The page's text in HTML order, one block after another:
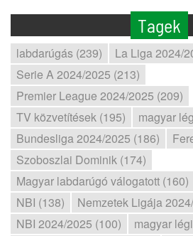
Tagek
labdarúgás (239)
La Liga 2024/
Serie A 2024/2025 (213)
Premier League 2024/2025 (209)
TV közvetítések (195)
magyar
Bundesliga 2024/2025 (186)
Szoboszlai Dominik (174)
Magyar labdarúgó válogatott (160)
NBI (138)
Nemzetek Ligája
NBI 2024/2025 (100)
magyar